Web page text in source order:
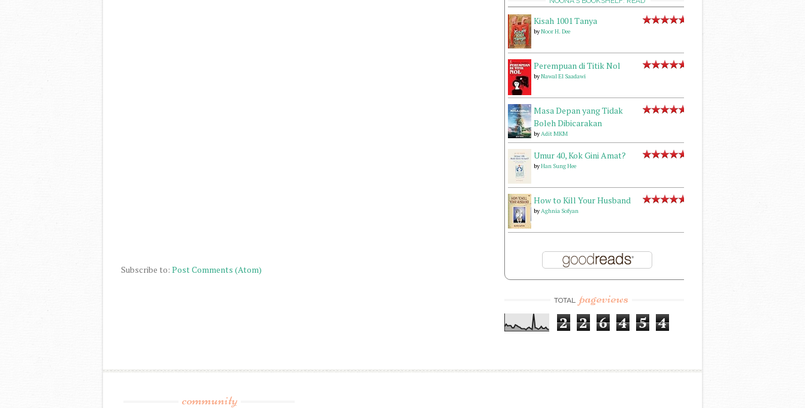
Subscribe to: Post Comments (Atom)
Kisah 1001 Tanya
byNoor H. Dee
Perempuan di Titik Nol
byNawal El Saadawi
Masa Depan yang Tidak
Boleh Dibicarakan
byAdit MKM
Umur 40, Kok Gini Amat?
byHan Sung Hee
How to Kill Your Husband
byAghnia Sofyan
TOTAL pageviews
2 2 6 4 5 4
community